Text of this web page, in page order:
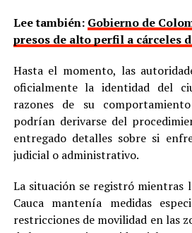
Lee también: Gobierno de
presos de alto perfil a cárceles
Hasta el momento, las
oficialmente la identidad del
razones de su
podrían derivarse del
entregado detalles sobre si
judicial o administrativo.
La situación se registró mientras
Cauca mantenía medidas
restricciones de movilidad en las